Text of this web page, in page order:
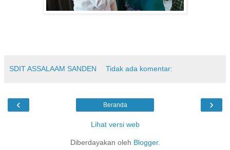
SDIT ASSALAAM SANDEN Tidak ada komentar:
‹ ›
Beranda
Lihat versi web
Diberdayakan oleh Blogger.